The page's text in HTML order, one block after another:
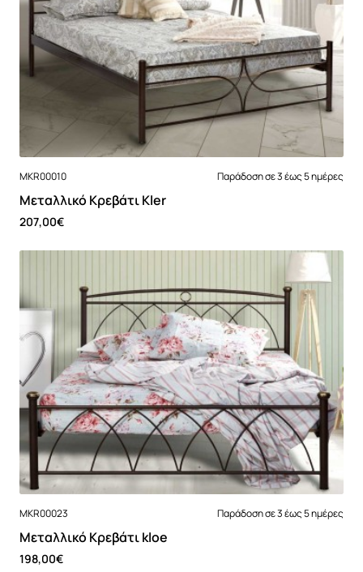
MKR00010 Παράδοση σε 3 έως 5 ημέρες
Μεταλλικό Κρεβάτι Kler
207,00€
MKR00023 Παράδοση σε 3 έως 5 ημέρες
Μεταλλικό Κρεβάτι kloe
198,00€